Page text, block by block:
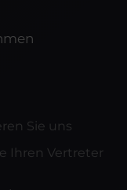
Sie uns
Ihren Vertreter